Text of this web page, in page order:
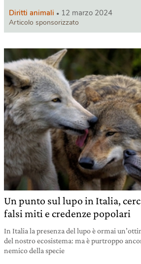
Diritti animali 12 marzo 2024
Articolo sponsorizzato
Un punto sul lupo in Italia,
falsi miti e credenze popolari
In Italia la presenza del lupo è ormai
del nostro ecosistema: ma è purtroppo
nemico della specie